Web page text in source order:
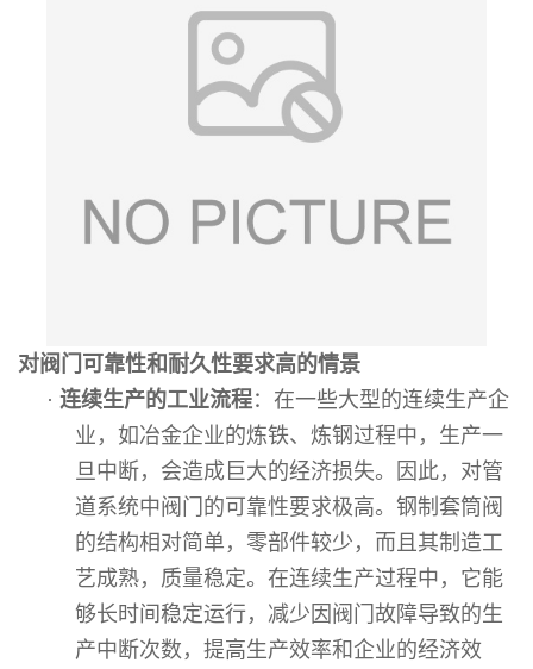
对阀门可靠性和耐久性要求高的情景
· 连续生产的工业流程：在一些大型的连续生产企
业，如冶金企业的炼铁、炼钢过程中，生产一
旦中断，会造成巨大的经济损失。因此，对管
道系统中阀门的可靠性要求极高。钢制套筒阀
的结构相对简单，零部件较少，而且其制造工
艺成熟，质量稳定。在连续生产过程中，它能
够长时间稳定运行，减少因阀门故障导致的生
产中断次数，提高生产效率和企业的经济效